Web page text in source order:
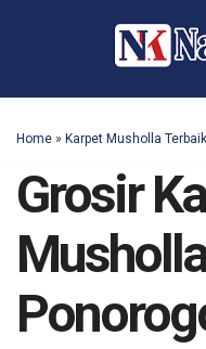
Home » Karpet Musholla Terbaik
Grosir